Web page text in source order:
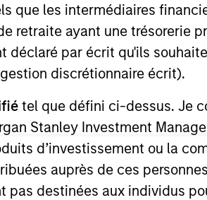
que les intermédiaires
retraite ayant une trésorerie
par écrit qu'ils
discrétionnaire écrit).
tel que défini ci-dessus. Je
Stanley Investment
d’investissement ou la
auprès de ces
pas destinées aux individus
There is no guarantee that the
(for current holdings). The
been authorized, sponsored, or
third party site. We are providing
endorsement, approval, investigation,
be responsible for the information